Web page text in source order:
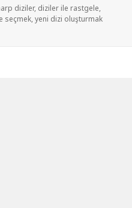
diziler, diziler ile rastgele,
seçmek,yeni dizi oluşturmak